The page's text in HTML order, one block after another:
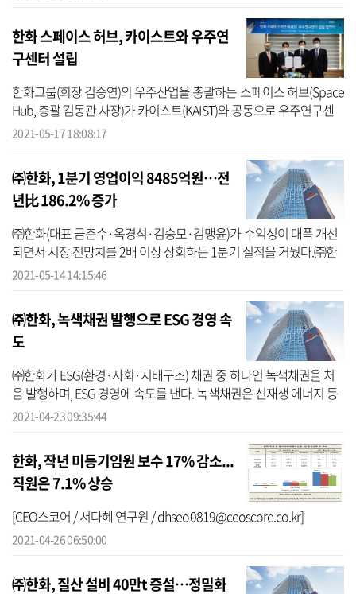
한화 스페이스 허브, 카이스트와 우주연
구센터 설립
한화그룹(회장 김승연)의 우주산업을 총괄하는 스페이스 허브(Space
Hub, 총괄 김동관 사장)가 카이스트(KAIST)와 공동으로 우주연구센
터를 설립했다고 17일 밝혔다.민간 기업과 대학이 함께 만든 우주 분
2021-05-17 18:08:17
㈜한화, 1분기 영업이익 8485억원…전
년比 186.2% 증가
㈜한화(대표 금춘수·옥경석·김승모·김맹윤)가 수익성이 대폭 개선
되면서 시장 전망치를 2배 이상 상회하는 1분기 실적을 거뒀다.㈜한
화는 14일 연결기준 1분기 매출액 12조8382억원, 영업이익 8485억
2021-05-14 14:15:46
㈜한화, 녹색채권 발행으로 ESG 경영 속
도
㈜한화가 ESG(환경·사회·지배구조) 채권 중 하나인 녹색채권을 처
음 발행하며, ESG 경영에 속도를 낸다. 녹색채권은 신재생 에너지 등
친환경 사업 관련 자금 조달을 위한 특수목적 채권으로 공인기관 인
2021-04-23 09:35:44
한화, 작년 미등기임원 보수 17% 감소...
직원은 7.1% 상승
[CEO스코어 / 서다혜 연구원 / dhseo0819@ceoscore.co.kr]
2021-04-26 06:50:00
㈜한화, 질산 설비 40만t 증설…정밀화